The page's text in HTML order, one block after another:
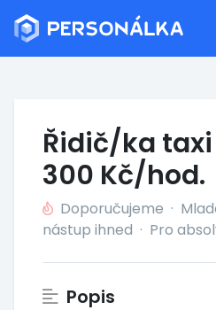
Řidič/ka taxi
300 Kč/hod.
Doporučujeme ·
nástup ihned · Pro
Popis